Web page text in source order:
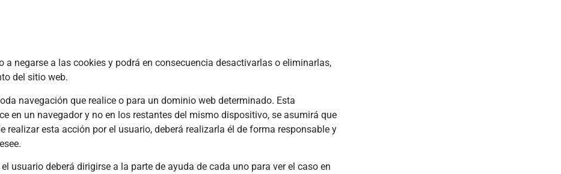
a negarse a las cookies y podrá en consecuencia desactivarlas o eliminarlas,
del sitio web.
navegación que realice o para un dominio web determinado. Esta
en un navegador y no en los restantes del mismo dispositivo, se asumirá que
realizar esta acción por el usuario, deberá realizarla él de forma responsable y
usuario deberá dirigirse a la parte de ayuda de cada uno para ver el caso en